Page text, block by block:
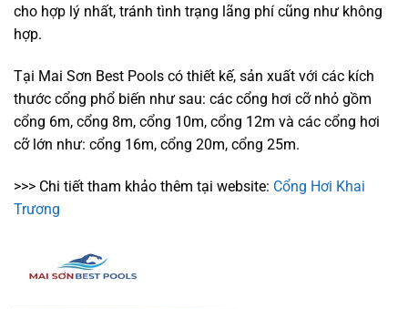
cho hợp lý nhất, tránh tình trạng lãng phí cũng như không
hợp.
Tại Mai Sơn Best Pools có thiết kế, sản xuất với các kích
thước cổng phổ biến như sau: các cổng hơi cỡ nhỏ gồm
cổng 6m, cổng 8m, cổng 10m, cổng 12m và các cổng hơi
cỡ lớn như: cổng 16m, cổng 20m, cổng 25m.
>>> Chi tiết tham khảo thêm tại website: Cổng Hơi Khai
Trương